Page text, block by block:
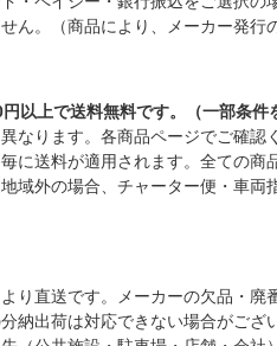
ん。（商品により、メーカー発行
以上で送料無料です。（一部条件
なります。各商品ページでご確認
に送料が適用されます。全ての商
域外の場合、チャーター便・車
り直送です。メーカーの欠品・廃
納出荷は対応できない場合がござ